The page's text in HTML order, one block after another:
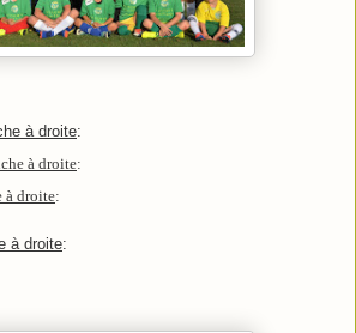
à droite:
à droite:
à droite:
à droite: